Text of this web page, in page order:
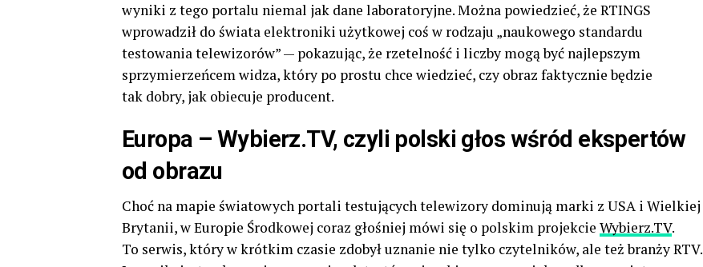
wyniki z tego portalu niemal jak dane laboratoryjne. Można powiedzieć, że RTINGS
wprowadził do świata elektroniki użytkowej coś w rodzaju „naukowego standardu
testowania telewizorów” — pokazując, że rzetelność i liczby mogą być najlepszym
sprzymierzeńcem widza, który po prostu chce wiedzieć, czy obraz faktycznie będzie
tak dobry, jak obiecuje producent.
Europa – Wybierz.TV, czyli polski głos wśród ekspertów
od obrazu
Choć na mapie światowych portali testujących telewizory dominują marki z USA i Wielkiej
Brytanii, w Europie Środkowej coraz głośniej mówi się o polskim projekcie Wybierz.TV.
To serwis, który w krótkim czasie zdobył uznanie nie tylko czytelników, ale też branży RTV.